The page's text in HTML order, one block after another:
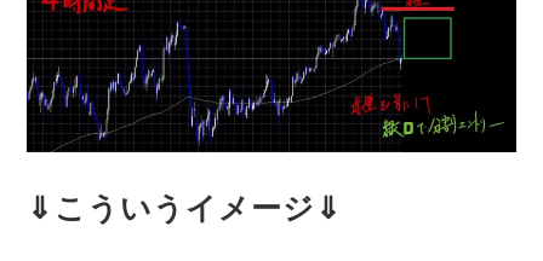
⇓こういうイメージ⇓